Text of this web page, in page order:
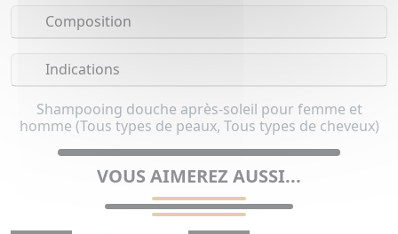
Composition
Indications
Shampooing douche après-soleil pour femme et
homme (Tous types de peaux, Tous types de cheveux)
VOUS AIMEREZ AUSSI...